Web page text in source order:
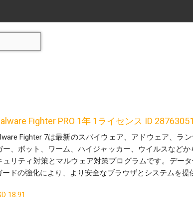
Fighter PRO 1年 1ライセンス ID
Fighter 7は最新のスパイウェア、アドウェア、ラ
ー、ボット、ワーム、ハイジャッカー、ウイルスなど
ュリティ対策とマルウェア対策プログラムです。デー
ードの強化により、より安全なブラウザとシステムを提
18.91